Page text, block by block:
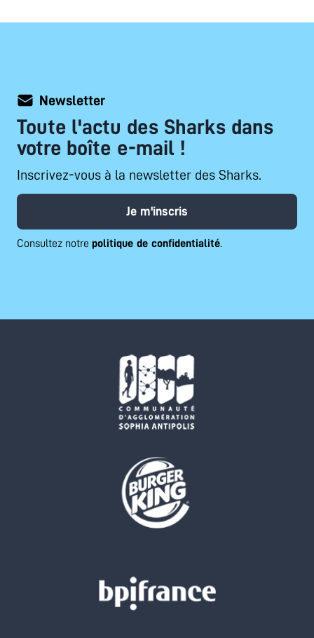
Newsletter
Toute l'actu des Sharks dans
votre boîte e-mail !
Inscrivez-vous à la newsletter des Sharks.
Je m'inscris
Consultez notre politique de confidentialité.